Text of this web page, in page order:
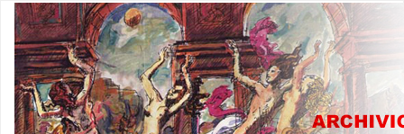
Salta al contenuto principale